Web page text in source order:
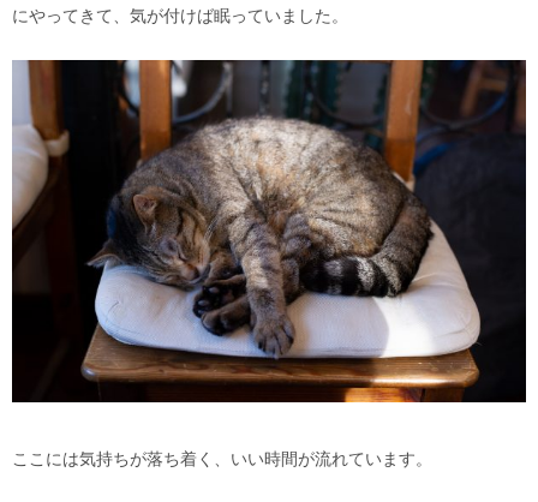
にやってきて、気が付けば眠っていました。
ここには気持ちが落ち着く、いい時間が流れています。